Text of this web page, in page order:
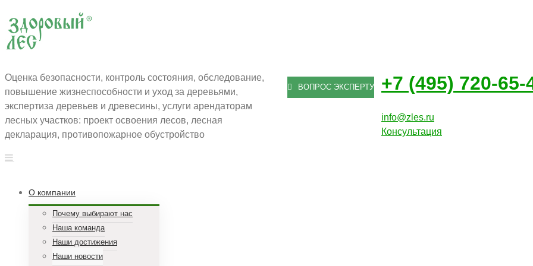
Оценка безопасности, контроль состояния, обследование,
повышение жизнеспособности и уход за деревьями,
экспертиза деревьев и древесины, услуги арендаторам
лесных участков: проект освоения лесов, лесная
декларация, противопожарное обустройство
ВОПРОС ЭКСПЕРТУ +7 (495) 720-65-
info@zles.ru
Консультация
О компании
Почему выбирают нас
Наша команда
Наши достижения
Наши новости